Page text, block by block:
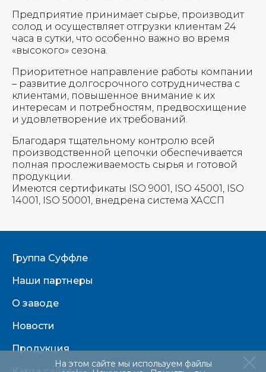
Предприятие принимает сырье, производит
солод и осуществляет отгрузки клиентам 24
часа в сутки, что особенно важно во время
«высокого» сезона.
Приоритетное направление работы компании
– развитие долгосрочного сотрудничества с
клиентами, повышенное внимание к их
интересам и потребностям, предвосхищение
и удовлетворение их требований.
Благодаря тщательному контролю всей
производственной цепочки обеспечивается
полная прослеживаемость сырья и готовой
продукции.
Имеются сертификаты ISO 9001, ISO 45001, ISO
14001, ISO 50001, внедрена система ХАССП
Группа Суффле
Наши партнеры
О заводе
Новости
Продукция
На этом сайте мы используем файлы